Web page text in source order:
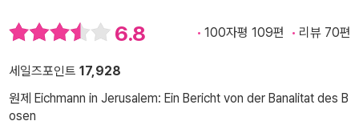
6.8 100자평 109편 리뷰 70편
세일즈포인트 17,928
원제 Eichmann in Jerusalem: Ein Bericht von der Banalitat des B
osen